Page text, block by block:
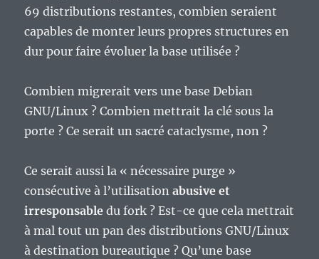
69 distributions restantes, combien seraient
capables de monter leurs propres structures en
dur pour faire évoluer la base utilisée ?
Combien migrerait vers une base Debian
GNU/Linux ? Combien mettrait la clé sous la
porte ? Ce serait un sacré cataclysme, non ?
Ce serait aussi la « nécessaire purge »
consécutive à l’utilisationabusive et
irresponsable du fork ? Est-ce que cela mettrait
à mal tout un pan des distributions GNU/Linux
à destination bureautique ? Qu’une base